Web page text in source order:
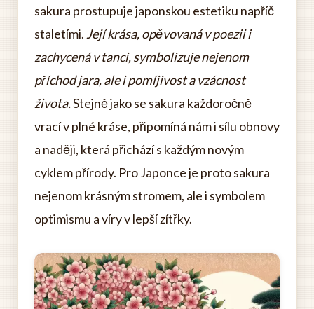
sakura prostupuje japonskou estetiku napříč
staletími. Její krása, opěvovaná v poezii i
zachycená v tanci, symbolizuje nejenom
příchod jara, ale i pomíjivost a vzácnost
života.Stejně jako se sakura každoročně
vrací v plné kráse, připomíná nám i sílu obnovy
a naději, která přichází s každým novým
cyklem přírody. Pro Japonce je proto sakura
nejenom krásným stromem, ale i symbolem
optimismu a víry v lepší zítřky.